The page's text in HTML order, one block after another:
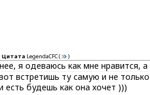
Цитата LegendaCFC( )
нее, я одеваюсь как мне нравится,
встретишь ту самую и не
есть будешь как она хочет )))